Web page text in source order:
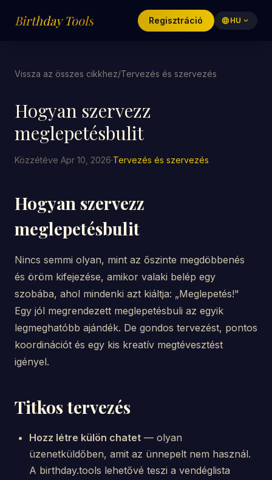
Birthday Tools Regisztráció language HU expand_more
Vissza az összes cikkhez/Tervezés és szervezés
Hogyan szervezz
meglepetésbulit
Közzétéve Apr 10, 2026·Tervezés és szervezés
Hogyan szervezz
meglepetésbulit
Nincs semmi olyan, mint az őszinte megdöbbenés
és öröm kifejezése, amikor valaki belép egy
szobába, ahol mindenki azt kiáltja: „Meglepetés!"
Egy jól megrendezett meglepetésbuli az egyik
legmeghatóbb ajándék. De gondos tervezést, pontos
koordinációt és egy kis kreatív megtévesztést
igényel.
Titkos tervezés
Hozz létre külön chatet — olyan
üzenetküldőben, amit az ünnepelt nem használ.
A birthday.tools lehetővé teszi a vendéglista